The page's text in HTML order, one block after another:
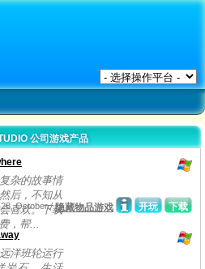
公司游戏产品
杂的故事情
后，不知从
喜欢。下载
，帮...
下载
开玩
28, October /隐藏物品游戏
洋班轮运行